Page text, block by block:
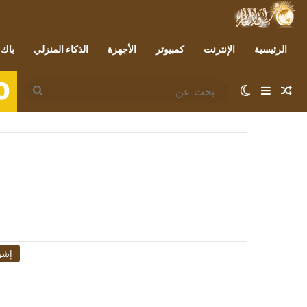
الرئيسية الإنترنت كمبيوتر الأجهزة الذكاء المنزلي
مقال عشوائي
إضافة عمود جانبي
الوضع المظلم
بحث
عن